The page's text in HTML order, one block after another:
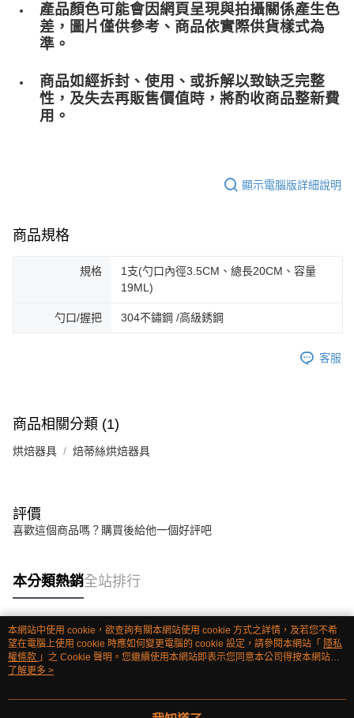
產品顏色可能會因網頁呈現與拍攝關係產生色
差，圖片僅供參考、商品依實際供貨樣式為
準。
商品如經拆封、使用、或拆解以致缺乏完整
性，及失去再販售價值時，將酌收商品整﻿新費
用。
顯示電腦版詳細說明
商品規格
規格
1支(勺口內徑3.5CM、總長20CM、容量
19ML)
勺口/握把 304不鏽鋼 /高級銹鋼
客服
商品相關分類 (1)
烘焙器具 焙蒂絲烘焙器具
評價
喜歡這個商品嗎？購買後給他一個好評吧
本分類熱銷全站排行
熱門標籤
本網站中使用 cookie，欲查詢有關本網站使用 cookie 方式之詳情，及若您不希
望在電腦上使用 cookie 時應如何變更電腦的 cookie 設定，請參閱本網站「 隱私
權條款 」之 Cookie 聲明。您繼續使用本網站即表示您同意本公司得按本網站使
用條款之 Cookie 聲明使用 cookie。
了解更多 >